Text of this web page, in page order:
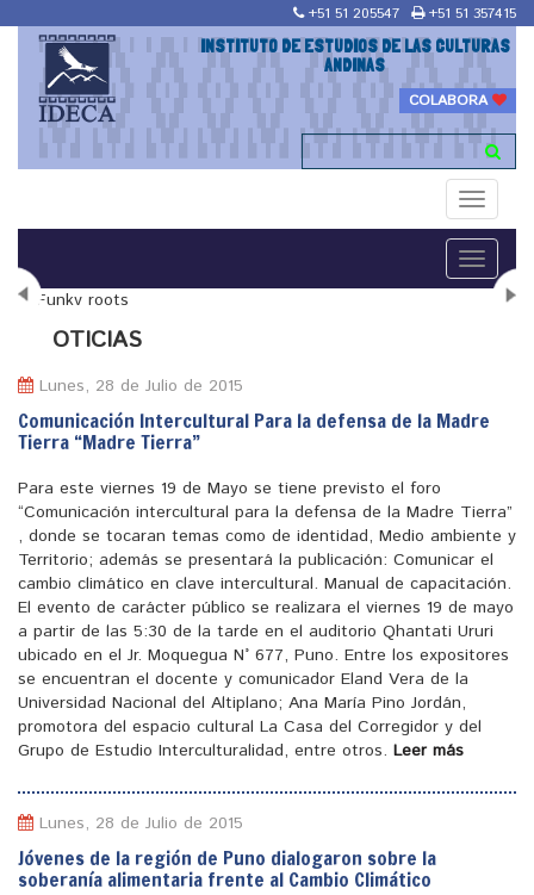
+51 51 205547 +51 51 357415
INSTITUTO DE ESTUDIOS DE LAS CULTURAS
ANDINAS
COLABORA
Toggle
Toggle
"Maestría en Religiones y culturas Andinas"
OTICIAS
Lunes, 28 de Julio de 2015
Comunicación Intercultural Para la defensa de la Madre
Tierra “Madre Tierra”
Para este viernes 19 de Mayo se tiene previsto el foro
“Comunicación intercultural para la defensa de la Madre Tierra”
, donde se tocaran temas como de identidad, Medio ambiente y
Territorio; además se presentará la publicación: Comunicar el
cambio climático en clave intercultural. Manual de capacitación.
El evento de carácter público se realizara el viernes 19 de mayo
a partir de las 5:30 de la tarde en el auditorio Qhantati Ururi
ubicado en el Jr. Moquegua N° 677, Puno. Entre los expositores
se encuentran el docente y comunicador Eland Vera de la
Universidad Nacional del Altiplano; Ana María Pino Jordán,
promotora del espacio cultural La Casa del Corregidor y del
Grupo de Estudio Interculturalidad, entre otros. Leer más
Lunes, 28 de Julio de 2015
Jóvenes de la región de Puno dialogaron sobre la
soberanía alimentaria frente al Cambio Climático